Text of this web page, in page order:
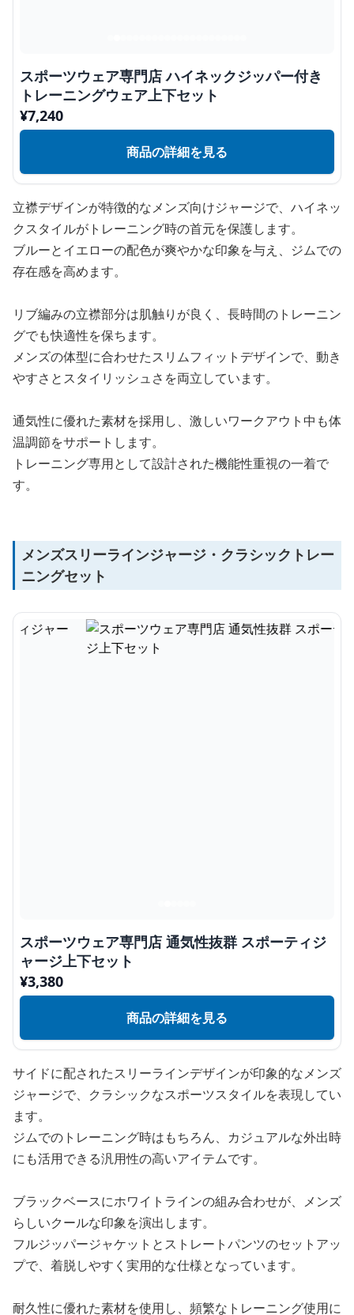
スポーツウェア専門店 ハイネックジッパー付き
トレーニングウェア上下セット
¥7,240
商品の詳細を見る
立襟デザインが特徴的なメンズ向けジャージで、ハイネッ
クスタイルがトレーニング時の首元を保護します。
ブルーとイエローの配色が爽やかな印象を与え、ジムでの
存在感を高めます。
リブ編みの立襟部分は肌触りが良く、長時間のトレーニン
グでも快適性を保ちます。
メンズの体型に合わせたスリムフィットデザインで、動き
やすさとスタイリッシュさを両立しています。
通気性に優れた素材を採用し、激しいワークアウト中も体
温調節をサポートします。
トレーニング専用として設計された機能性重視の一着で
す。
メンズスリーラインジャージ・クラシックトレー
ニングセット
スポーツウェア専門店 通気性抜群 スポーティジ
ャージ上下セット
¥3,380
商品の詳細を見る
サイドに配されたスリーラインデザインが印象的なメンズ
ジャージで、クラシックなスポーツスタイルを表現してい
ます。
ジムでのトレーニング時はもちろん、カジュアルな外出時
にも活用できる汎用性の高いアイテムです。
ブラックベースにホワイトラインの組み合わせが、メンズ
らしいクールな印象を演出します。
フルジッパージャケットとストレートパンツのセットアッ
プで、着脱しやすく実用的な仕様となっています。
耐久性に優れた素材を使用し、頻繁なトレーニング使用に